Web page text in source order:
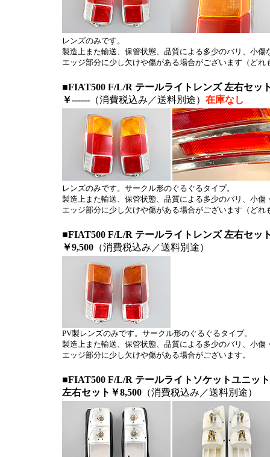
レンズのみです。
製造上また輸送、保管状態、品質による多少のバリ、小
エッジ部分に少し欠けや傷がある場合がございます（ど
■FIAT500 F/L/R テールライトレンズ 左右セ
￥------（消費税込み／送料別途） 在庫なし
レンズのみです。サークル形のぐるぐるタイプ。
製造上また輸送、保管状態、品質による多少のバリ、小
エッジ部分に少し欠けや傷がある場合がございます（ど
■FIAT500 F/L/R テールライトレンズ 左右セッ
￥9,500（消費税込み／送料別途）
PV製レンズのみです。サークル形のぐるぐるタイプ。
製造上また輸送、保管状態、品質による多少のバリ、小
エッジ部分に少し欠けや傷がある場合がございます。
■FIAT500 F/L/R テールライトソケットユニッ
左右セット￥8,500（消費税込み／送料別途）